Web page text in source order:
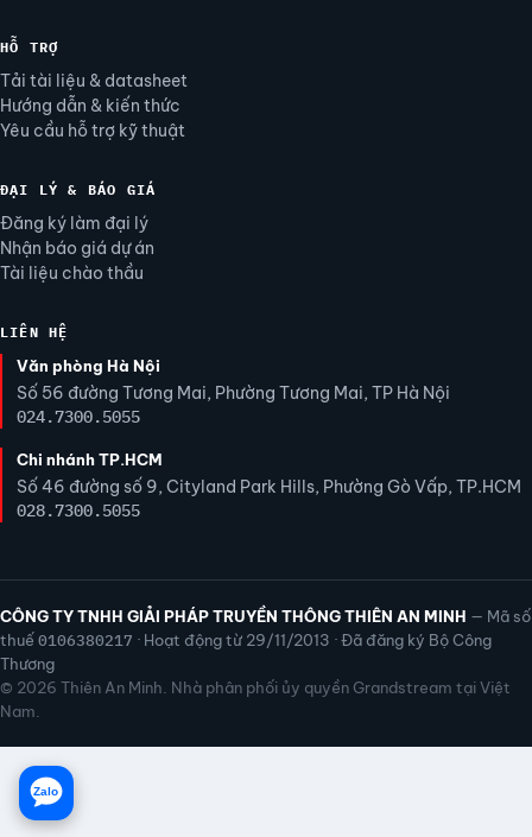
HỖ TRỢ
Tải tài liệu & datasheet
Hướng dẫn & kiến thức
Yêu cầu hỗ trợ kỹ thuật
ĐẠI LÝ & BÁO GIÁ
Đăng ký làm đại lý
Nhận báo giá dự án
Tài liệu chào thầu
LIÊN HỆ
Văn phòng Hà Nội
Số 56 đường Tương Mai, Phường Tương Mai, TP Hà Nội
024.7300.5055
Chi nhánh TP.HCM
Số 46 đường số 9, Cityland Park Hills, Phường Gò Vấp, TP.HCM
028.7300.5055
CÔNG TY TNHH GIẢI PHÁP TRUYỀN THÔNG THIÊN AN MINH — Mã số
thuế 0106380217 · Hoạt động từ 29/11/2013 · Đã đăng ký Bộ Công
Thương
© 2026 Thiên An Minh. Nhà phân phối ủy quyền Grandstream tại Việt
Nam.
Zalo